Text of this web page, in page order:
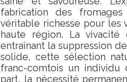
fabrication des
véritable richesse pour les
haute région. La vivacité
entraînant la suppression
solide, cette sélection
franc-comtois un individu
part, la nécessité